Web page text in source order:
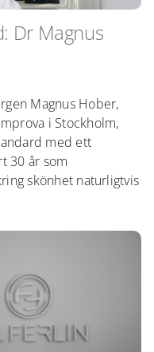
Dr Magnus
Magnus Hober,
i Stockholm,
med ett
30 år som
skönhet naturligtvis